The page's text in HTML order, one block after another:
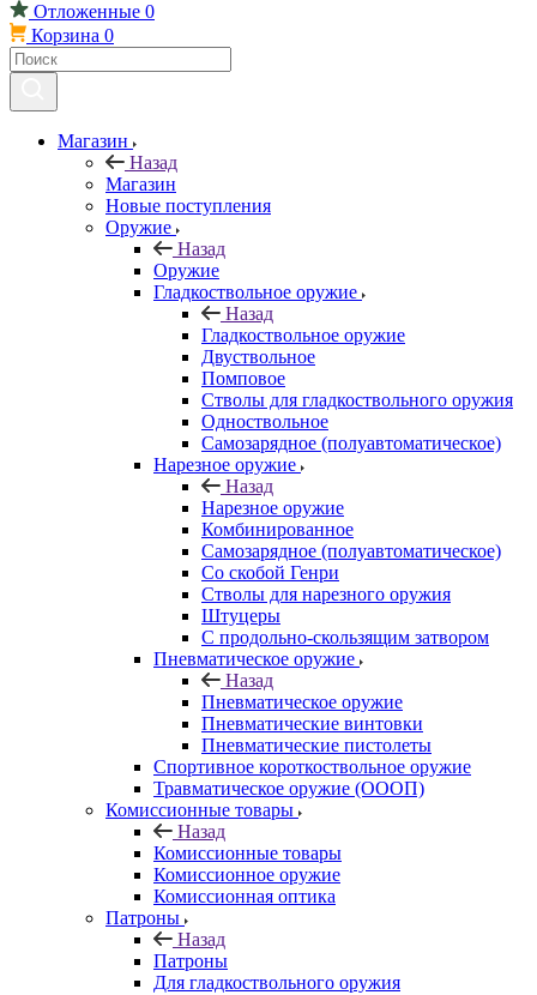
Отложенные 0
Корзина 0
Магазин
Назад
Магазин
Новые поступления
Оружие
Назад
Оружие
Гладкоствольное оружие
Назад
Гладкоствольное оружие
Двуствольное
Помповое
Стволы для гладкоствольного оружия
Одноствольное
Самозарядное (полуавтоматическое)
Нарезное оружие
Назад
Нарезное оружие
Комбинированное
Самозарядное (полуавтоматическое)
Со скобой Генри
Стволы для нарезного оружия
Штуцеры
С продольно-скользящим затвором
Пневматическое оружие
Назад
Пневматическое оружие
Пневматические винтовки
Пневматические пистолеты
Спортивное короткоствольное оружие
Травматическое оружие (ОООП)
Комиссионные товары
Назад
Комиссионные товары
Комиссионное оружие
Комиссионная оптика
Патроны
Назад
Патроны
Для гладкоствольного оружия